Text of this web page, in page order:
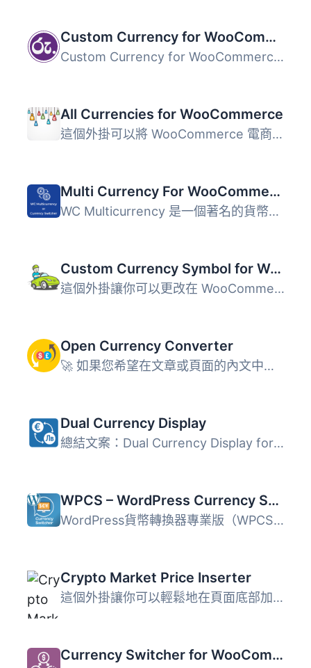
Custom Currency for WooCommerce
Custom Currency for WooCommerce 可以讓您更改 WooCommerce ...
All Currencies for WooCommerce
這個外掛可以將 WooCommerce 電商外掛擴充，新增所有國際貨幣...
Multi Currency For WooCommerce
WC Multicurrency 是一個著名的貨幣切換外掛程式，適用於 Woo...
Custom Currency Symbol for WooCommerce
這個外掛讓你可以更改在 WooCommerce 中使用的設定貨幣符號。...
Open Currency Converter
🚀 如果您希望在文章或頁面的內文中即時轉換貨幣，那麼這款外...
Dual Currency Display
總結文案：Dual Currency Display for WooCommerce 提供了在...
WPCS – WordPress Currency Switcher Professional
WordPress貨幣轉換器專業版（WPCS）是一個WordPress貨幣外掛...
Crypto Market Price Inserter
這個外掛讓你可以輕鬆地在頁面底部加入 javascript，然後就可...
Currency Switcher for WooCommerce